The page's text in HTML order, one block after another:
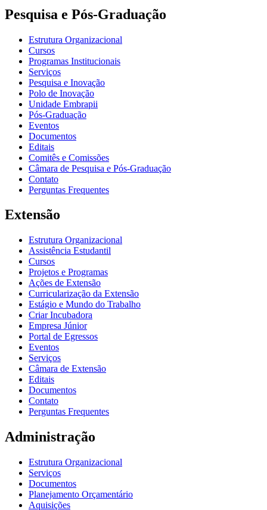
Pesquisa e Pós-Graduação
Estrutura Organizacional
Cursos
Programas Institucionais
Serviços
Pesquisa e Inovação
Polo de Inovação
Unidade Embrapii
Pós-Graduação
Eventos
Documentos
Editais
Comitês e Comissões
Câmara de Pesquisa e Pós-Graduação
Contato
Perguntas Frequentes
Extensão
Estrutura Organizacional
Assistência Estudantil
Cursos
Projetos e Programas
Ações de Extensão
Curricularização da Extensão
Estágio e Mundo do Trabalho
Criar Incubadora
Empresa Júnior
Portal de Egressos
Eventos
Serviços
Câmara de Extensão
Editais
Documentos
Contato
Perguntas Frequentes
Administração
Estrutura Organizacional
Serviços
Documentos
Planejamento Orçamentário
Aquisições